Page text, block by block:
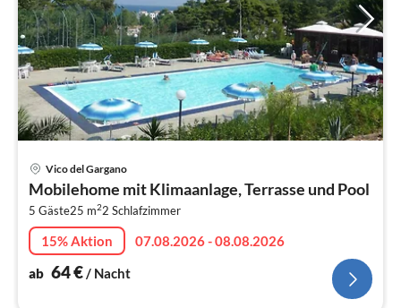
Vico del Gargano
Mobilehome mit Klimaanlage, Terrasse und Pool
5 Gäste25 m22 Schlafzimmer
15% Aktion
07.08.2026 - 08.08.2026
ab 64€/ Nacht